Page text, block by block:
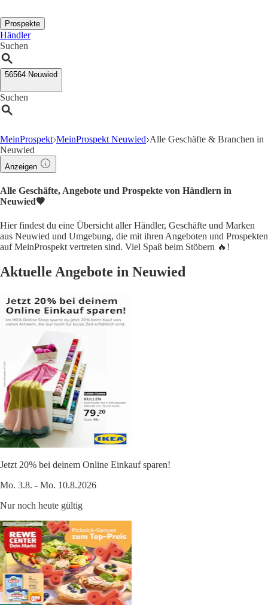
Prospekte
Händler
Suchen
56564 Neuwied
Suchen
MeinProspekt MeinProspekt Neuwied Alle Geschäfte & Branchen in
Neuwied
Anzeigen
Alle Geschäfte, Angebote und Prospekte von Händlern in
Neuwied🧡
Hier findest du eine Übersicht aller Händler, Geschäfte und Marken
aus Neuwied und Umgebung, die mit ihren Angeboten und Prospekten
auf MeinProspekt vertreten sind. Viel Spaß beim Stöbern 🔥!
Aktuelle Angebote in Neuwied
Jetzt 20% bei deinem Online Einkauf sparen!
Mo. 3.8. - Mo. 10.8.2026
Nur noch heute gültig